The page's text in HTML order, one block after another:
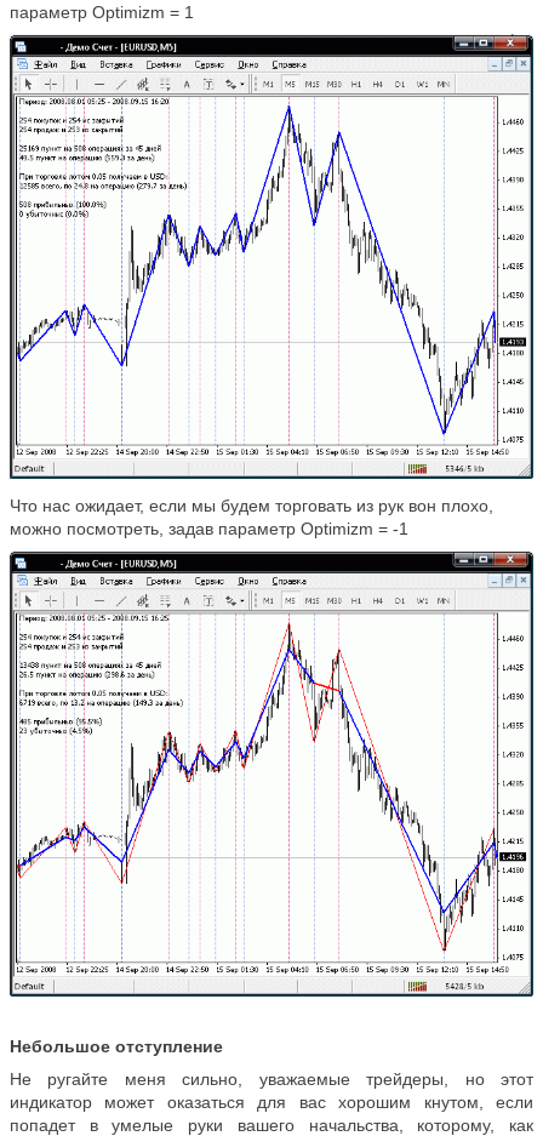
параметр Optimizm = 1
Что нас ожидает, если мы будем торговать из рук вон плохо,
можно посмотреть, задав параметр Optimizm = -1
Небольшое отступление
Не ругайте меня сильно, уважаемые трейдеры, но этот
индикатор может оказаться для вас хорошим кнутом, если
попадет в умелые руки вашего начальства, которому, как